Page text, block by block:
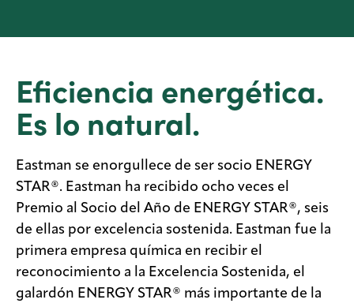
de
medios
Legal
Privacidad
Buscador
de SDS
Responsabilidad
de la cadena de
suministro
Eficiencia energética.
Es lo natural.
Eastman se enorgullece de ser socio ENERGY
STAR®. Eastman ha recibido ocho veces el
Premio al Socio del Año de ENERGY STAR®, seis
de ellas por excelencia sostenida. Eastman fue la
primera empresa química en recibir el
reconocimiento a la Excelencia Sostenida, el
galardón ENERGY STAR® más importante de la